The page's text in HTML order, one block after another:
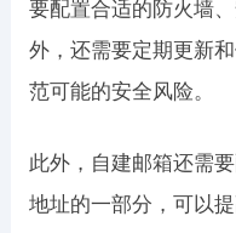
要配置合适的防火墙
外，还需要定期更新
范可能的安全风险。
此外，自建邮箱还需
地址的一部分，可以